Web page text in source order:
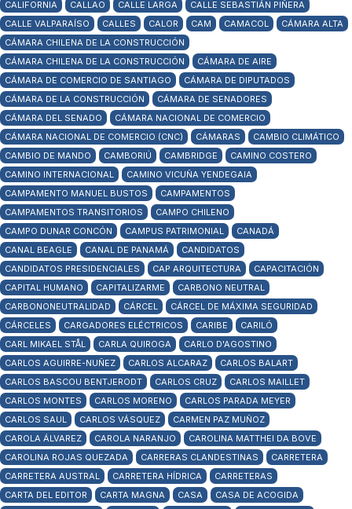
CALIFORNIA
CALLAO CALLE LARGA
CALLE SEBASTIÁN PIÑERA
CALLE VALPARAÍSO
CALLES CALOR CAM CAMACOL
CÁMARA ALTA
CÁMARA CHILENA DE LA CONSTRUCCIÓN
CÁMARA CHILENA DE LA CONSTRUCCIÓN
CÁMARA DE AIRE
CÁMARA DE COMERCIO DE SANTIAGO
CÁMARA DE DIPUTADOS
CÁMARA DE LA CONSTRUCCIÓN
CÁMARA DE SENADORES
CÁMARA DEL SENADO
CÁMARA NACIONAL DE COMERCIO
CÁMARA NACIONAL DE COMERCIO (CNC)
CÁMARAS
CAMBIO CLIMÁTICO
CAMBIO DE MANDO
CAMBORIÚ CAMBRIDGE
CAMINO COSTERO
CAMINO INTERNACIONAL
CAMINO VICUÑA YENDEGAIA
CAMPAMENTO MANUEL BUSTOS
CAMPAMENTOS
CAMPAMENTOS TRANSITORIOS
CAMPO CHILENO
CAMPO DUNAR CONCÓN
CAMPUS PATRIMONIAL
CANADÁ
CANAL BEAGLE
CANAL DE PANAMÁ
CANDIDATOS
CANDIDATOS PRESIDENCIALES
CAP ARQUITECTURA
CAPACITACIÓN
CAPITAL HUMANO
CAPITALIZARME
CARBONO NEUTRAL
CARBONONEUTRALIDAD
CÁRCEL
CÁRCEL DE MÁXIMA SEGURIDAD
CÁRCELES
CARGADORES ELÉCTRICOS CARIBE
CARILÓ
CARL MIKAEL STÅL
CARLA QUIROGA
CARLO D'AGOSTINO
CARLOS AGUIRRE-NUÑEZ
CARLOS ALCARAZ
CARLOS BALART
CARLOS BASCOU BENTJERODT
CARLOS CRUZ
CARLOS MAILLET
CARLOS MONTES
CARLOS MORENO
CARLOS PARADA MEYER
CARLOS SAUL
CARLOS VÁSQUEZ
CARMEN PAZ MUÑOZ
CAROLA ÁLVAREZ
CAROLA NARANJO
CAROLINA MATTHEI DA BOVE
CAROLINA ROJAS QUEZADA
CARRERAS CLANDESTINAS
CARRETERA
CARRETERA AUSTRAL
CARRETERA HÍDRICA
CARRETERAS
CARTA DEL EDITOR
CARTA MAGNA CASA
CASA DE ACOGIDA